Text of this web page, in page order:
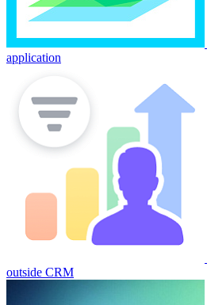
application
outside CRM